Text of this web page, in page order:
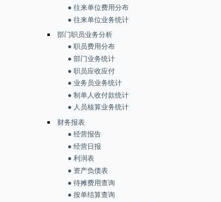
● 往来单位费用分布
● 往来单位业务统计
部门职员业务分析
● 职员费用分布
● 部门业务统计
● 职员应收应付
● 业务员业务统计
● 制单人收付款统计
● 人员核算业务统计
财务报表
● 经营报告
● 经营日报
● 利润表
● 资产负债表
● 待摊费用查询
● 按单结算查询